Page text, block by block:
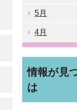
5月
4月
情報が見
は